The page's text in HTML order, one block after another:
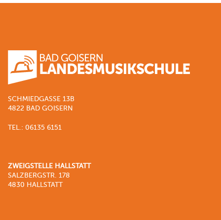
SCHMIEDGASSE 13B
4822 BAD GOISERN
TEL.: 06135 6151
ZWEIGSTELLE HALLSTATT
SALZBERGSTR. 178
4830 HALLSTATT